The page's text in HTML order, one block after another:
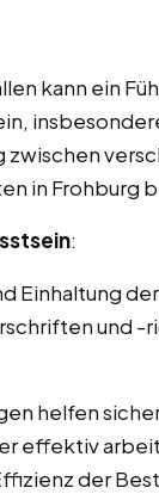
kann ein
zwischen
in Frohburg
:
Einhaltung der
und -
helfen
effektiv
der